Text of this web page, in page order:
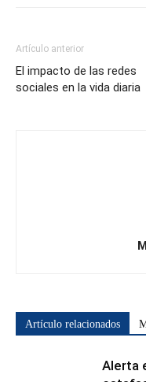
Artículo anterior
El impacto de las redes
sociales en la vida diaria
Artículo relacionados
Alerta